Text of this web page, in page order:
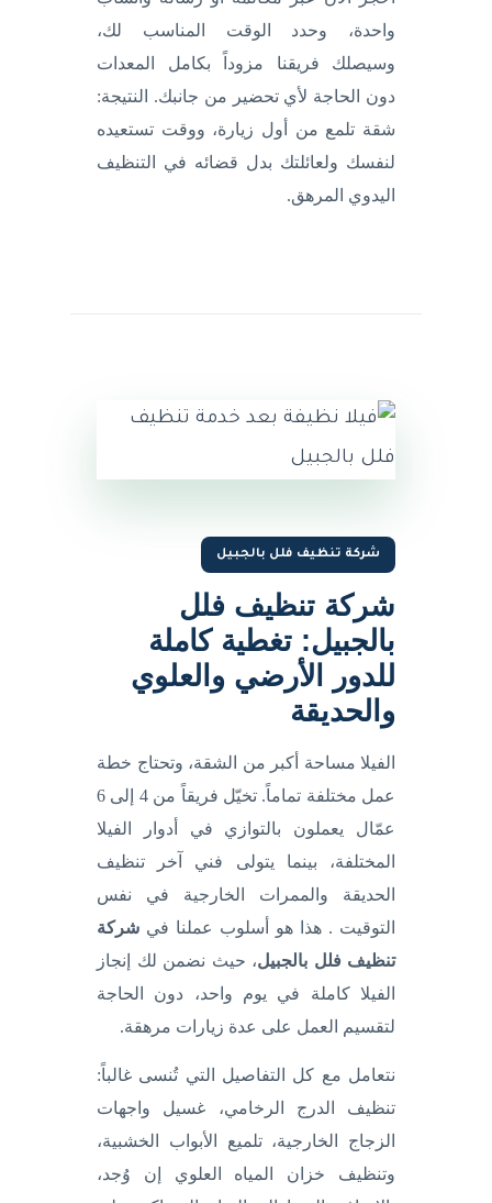
واحدة، وحدد الوقت المناسب لك،
وسيصلك فريقنا مزوداً بكامل المعدات
دون الحاجة لأي تحضير من جانبك. النتيجة:
شقة تلمع من أول زيارة، ووقت تستعيده
لنفسك ولعائلتك بدل قضائه في التنظيف
اليدوي المرهق.
شركة تنظيف فلل بالجبيل
شركة تنظيف فلل
بالجبيل: تغطية كاملة
للدور الأرضي والعلوي
والحديقة
الفيلا مساحة أكبر من الشقة، وتحتاج خطة
عمل مختلفة تماماً. تخيّل فريقاً من 4 إلى 6
عمّال يعملون بالتوازي في أدوار الفيلا
المختلفة، بينما يتولى فني آخر تنظيف
الحديقة والممرات الخارجية في نفس
التوقيت . هذا هو أسلوب عملنا في شركة
تنظيف فلل بالجبيل، حيث نضمن لك إنجاز
الفيلا كاملة في يوم واحد، دون الحاجة
لتقسيم العمل على عدة زيارات مرهقة.
نتعامل مع كل التفاصيل التي تُنسى غالباً:
تنظيف الدرج الرخامي، غسيل واجهات
الزجاج الخارجية، تلميع الأبواب الخشبية،
وتنظيف خزان المياه العلوي إن وُجد،